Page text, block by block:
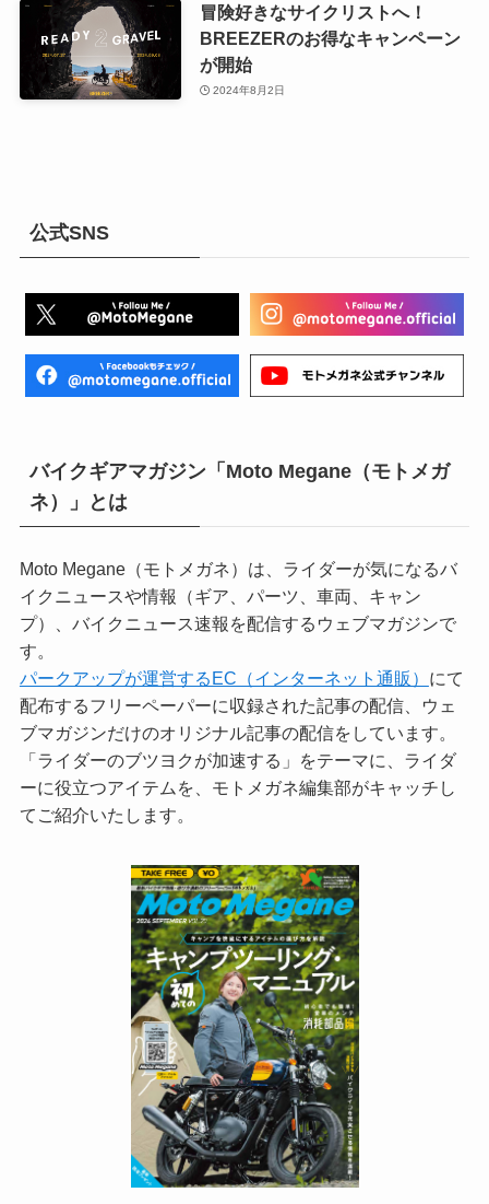
冒険好きなサイクリストへ！
BREEZERのお得なキャンペーン
が開始
2024年8月2日
公式SNS
バイクギアマガジン「Moto Megane（モトメガ
ネ）」とは
Moto Megane（モトメガネ）は、ライダーが気になるバ
イクニュースや情報（ギア、パーツ、車両、キャン
プ）、バイクニュース速報を配信するウェブマガジンで
す。
パークアップが運営するEC（インターネット通販） にて
配布するフリーペーパーに収録された記事の配信、ウェ
ブマガジンだけのオリジナル記事の配信をしています。
「ライダーのブツヨクが加速する」をテーマに、ライダ
ーに役立つアイテムを、モトメガネ編集部がキャッチし
てご紹介いたします。